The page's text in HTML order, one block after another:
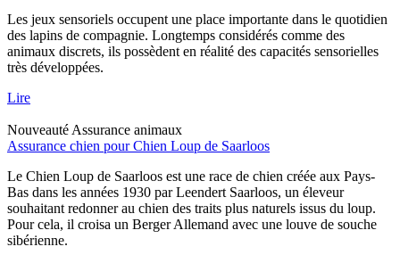
Les jeux sensoriels occupent une place importante dans le quotidien
des lapins de compagnie. Longtemps considérés comme des
animaux discrets, ils possèdent en réalité des capacités sensorielles
très développées.
Lire
Nouveauté Assurance animaux
Assurance chien pour Chien Loup de Saarloos
Le Chien Loup de Saarloos est une race de chien créée aux Pays-
Bas dans les années 1930 par Leendert Saarloos, un éleveur
souhaitant redonner au chien des traits plus naturels issus du loup.
Pour cela, il croisa un Berger Allemand avec une louve de souche
sibérienne.